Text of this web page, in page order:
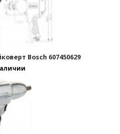
Bosch 607450629